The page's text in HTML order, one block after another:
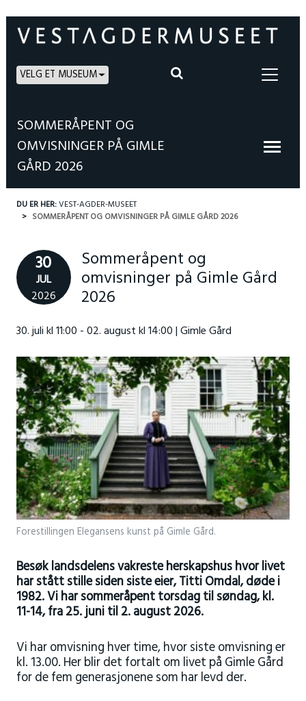
VELG ET MUSEUM
SOMMERÅPENT OG
OMVISNINGER PÅ GIMLE
GÅRD 2026
DU ER HER:VEST-AGDER-MUSEET
SOMMERÅPENT OG OMVISNINGER PÅ GIMLE GÅRD 2026
30
JUL
2026
Sommeråpent og
omvisninger på Gimle Gård
2026
30. juli kl 11:00 - 02. august kl 14:00 | Gimle Gård
Forestillingen Elegansens kunst på Gimle Gård.
Besøk landsdelens vakreste herskapshus hvor livet
har stått stille siden siste eier, Titti Omdal, døde i
1982. Vi har sommeråpent torsdag til søndag, kl.
11-14, fra 25. juni til 2. august 2026.
Vi har omvisning hver time, hvor siste omvisning er
kl. 13.00. Her blir det fortalt om livet på Gimle Gård
for de fem generasjonene som har levd der.